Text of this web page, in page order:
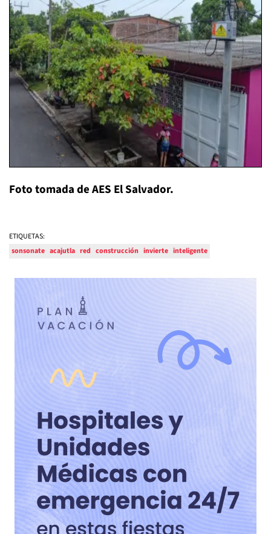
Foto tomada de AES El Salvador.
ETIQUETAS:
sonsonate acajutla red construcción invierte inteligente